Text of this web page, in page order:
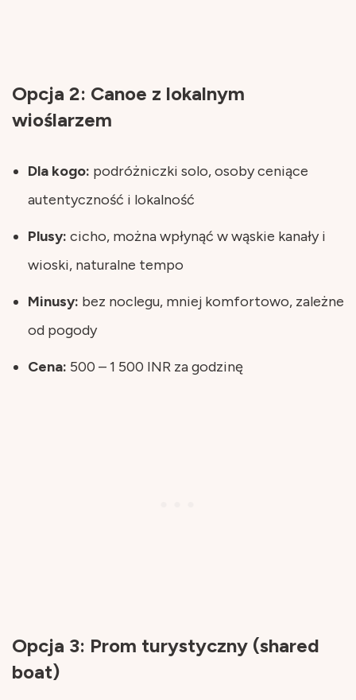
Opcja 2: Canoe z lokalnym
wioślarzem
Dla kogo: podróżniczki solo, osoby ceniące
autentyczność i lokalność
Plusy: cicho, można wpłynąć w wąskie kanały i
wioski, naturalne tempo
Minusy: bez noclegu, mniej komfortowo, zależne
od pogody
Cena: 500 – 1 500 INR za godzinę
Opcja 3: Prom turystyczny (shared
boat)